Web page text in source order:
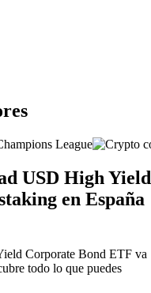
USD High Yield
en España
Corporate Bond ETF va
todo lo que puedes